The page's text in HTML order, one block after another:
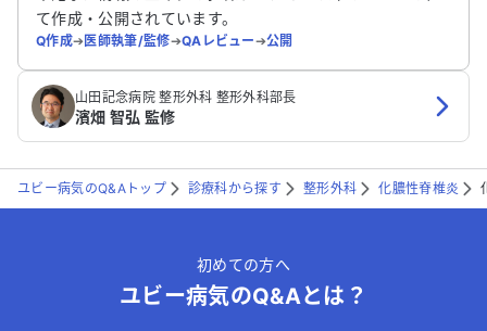
て作成・公開されています。
Q作成➔医師執筆/監修➔QAレビュー➔公開
山田記念病院 整形外科 整形外科部長
濱畑 智弘 監修
ユビー病気のQ&Aトップ 診療科から探す 整形外科 化膿性脊椎炎
初めての方へ
ユビー病気のQ&Aとは？